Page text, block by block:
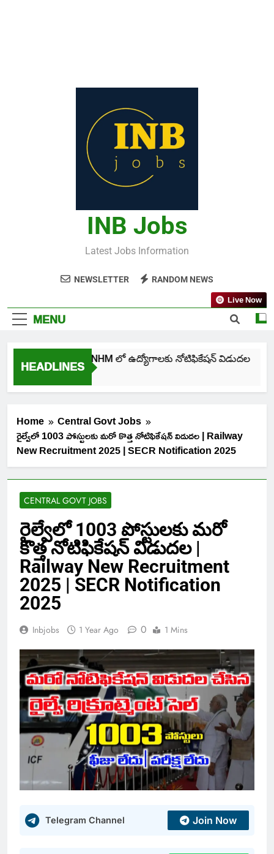
INB Jobs
Latest Jobs Information
NEWSLETTER RANDOM NEWS
MENU
Live Now
HEADLINES
తెలంగాణ NHM లో ఉద్యోగాలకు నోటిఫికేషన్ విడుదల
Home
Central Govt Jobs
రైల్వేలో 1003 పోస్టులకు మరో కొత్త నోటిఫికేషన్ విడుదల | Railway
New Recruitment 2025 | SECR Notification 2025
CENTRAL GOVT JOBS
రైల్వేలో 1003 పోస్టులకు మరో
కొత్త నోటిఫికేషన్ విడుదల |
Railway New Recruitment
2025 | SECR Notification
2025
Inbjobs 1 Year Ago 0 1 Mins
Telegram Channel Join Now